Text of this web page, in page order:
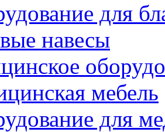
для
навесы
мебель
для